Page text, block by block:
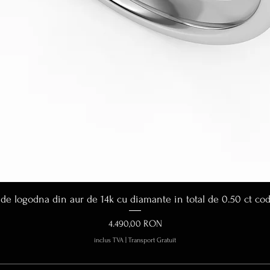
Afișare rapidă
logodna din aur de 14k cu diamante in total de 0.50 ct
Preț
4.490,00 RON
inclus TVA Transport Gratuit